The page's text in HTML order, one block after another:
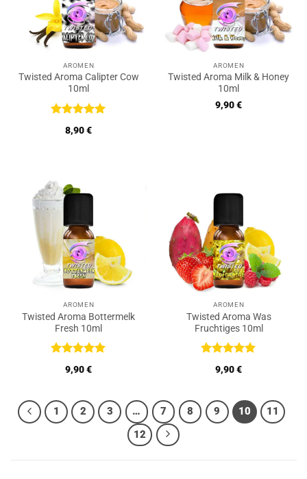
AROMEN
Twisted Aroma Calipter Cow
10ml
Bewertet
mit5von
8,90€
AROMEN
Twisted Aroma Milk & Honey
10ml
9,90€
AROMEN
Twisted Aroma Bottermelk
Fresh 10ml
Bewertet
mit5von
9,90€
AROMEN
Twisted Aroma Was
Fruchtiges 10ml
Bewertet
mit5von
9,90€
1 2 3 … 7 8 9 10
11
12